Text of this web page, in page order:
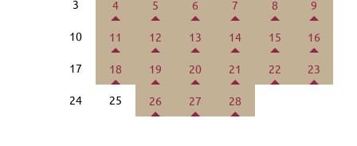
3 4 5 6 7 8 9
10 11 12 13 14 15 16
17 18 19 20 21 22 23
24 25 26 27 28